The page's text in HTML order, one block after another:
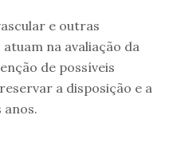
e outras
na avaliação da
de possíveis
a disposição e a
anos.